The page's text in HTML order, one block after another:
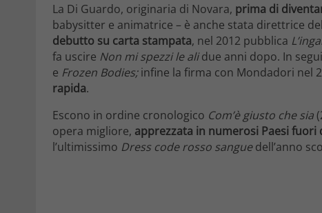
La Di Guardo, originaria di Novara, prima di
babysitter e animatrice – è anche stata direttrice
debutto su carta stampata, nel 2012 pubblica
fa uscire Non mi spezzi le alidue anni dopo. In
e Frozen Bodies;infine la firma con Mondadori nel
rapida.
Escono in ordine cronologico Com’è giusto che sia
opera migliore, apprezzata in numerosi Paesi fuori
l’ultimissimo Dress code rosso sanguedell’anno